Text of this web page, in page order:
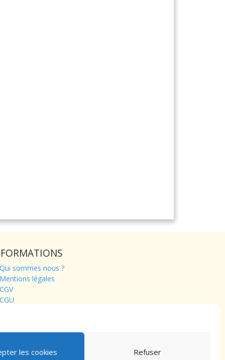
les cookies Refuser
Qui sommes nous ?
Mentions légales
CGV
CGU